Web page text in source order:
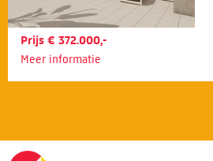
Prijs € 372.000,-
Meer informatie